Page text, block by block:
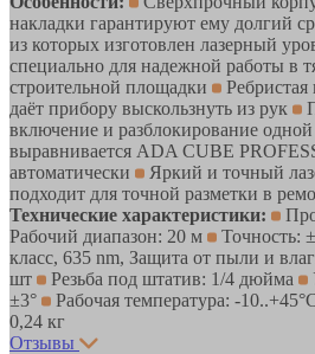
накладки гарантируют ему долгий
из которых изготовлен лазерный
специально для надежной работы в
строительной площадки
Ребристая
даёт прибору выскользнуть из рук
включение и разблокирование
выравнивается ADA CUBE
автоматически
Яркий и точный
подходит для точной разметки в
Технические характеристики:
Рабочий диапазон: 20 м
Точность:
класс, 635 nm, Защита от пыли и
шт
Резьба под штатив: 1/4 дюйма
±3°
Рабочая температура: -
0,24 кг
Отзывы